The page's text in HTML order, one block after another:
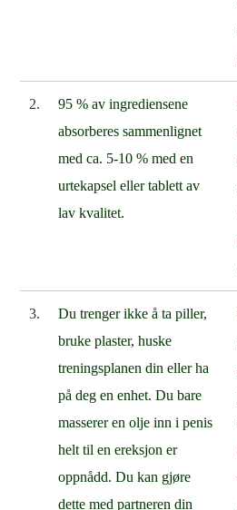
2.
95 % av ingrediensene
absorberes sammenlignet
med ca. 5-10 % med en
urtekapsel eller tablett av
lav kvalitet.
3.
Du trenger ikke å ta piller,
bruke plaster, huske
treningsplanen din eller ha
på deg en enhet. Du bare
masserer en olje inn i penis
helt til en ereksjon er
oppnådd. Du kan gjøre
dette med partneren din